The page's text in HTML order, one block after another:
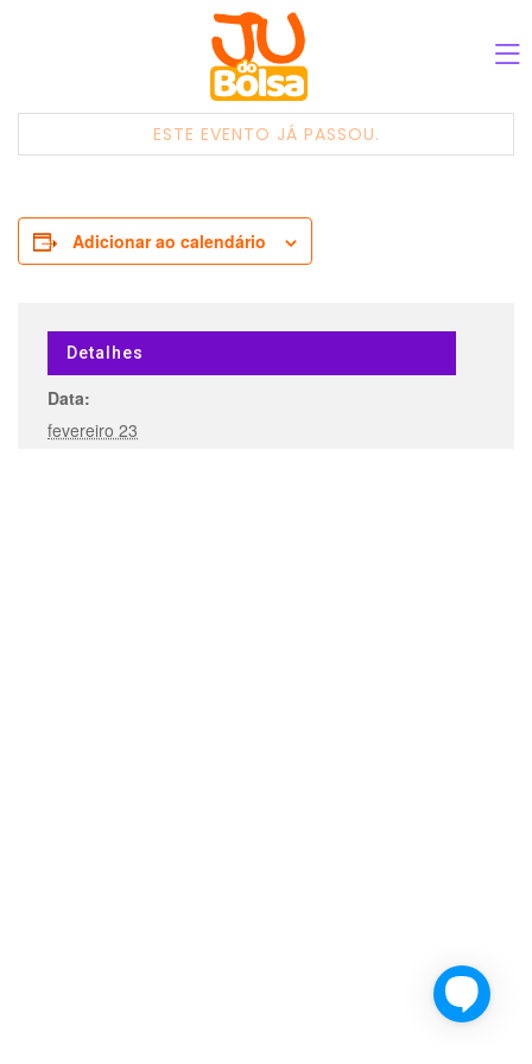
ESTE EVENTO JÁ PASSOU.
Adicionar ao calendário
Detalhes
Data:
fevereiro 23